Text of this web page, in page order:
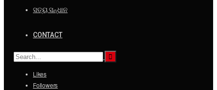
ସତ୍ୟ ସନ୍ଧାନ
CONTACT
Likes
Followers